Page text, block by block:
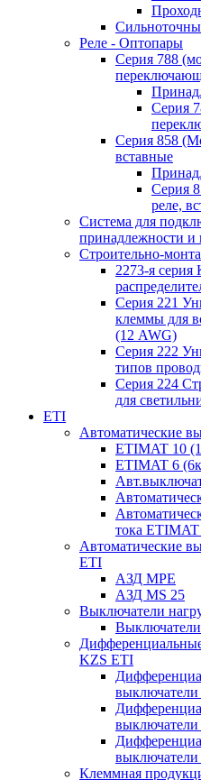
Реле - Оптопары
Серия 788
Серия
Серия 858
вставные
Серия
реле,
Система для
принадлежности и
Строительно-
2273-я
Серия 221
клеммы для
(12 AWG)
Серия 222
типов
Серия 224
для
ETI
Автоматические
ETIMAT 10
ETIMAT 6
тока
Автоматические
ETI
АЗД MPE
АЗД MS 25
Выключатели
KZS ETI
Клеммная